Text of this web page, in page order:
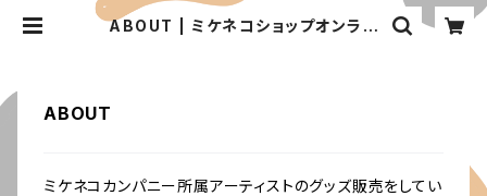
ABOUT | ミケネコショップオンライ
ABOUT
ミケネコカンパニー所属アーティストのグッズ販売をしてい